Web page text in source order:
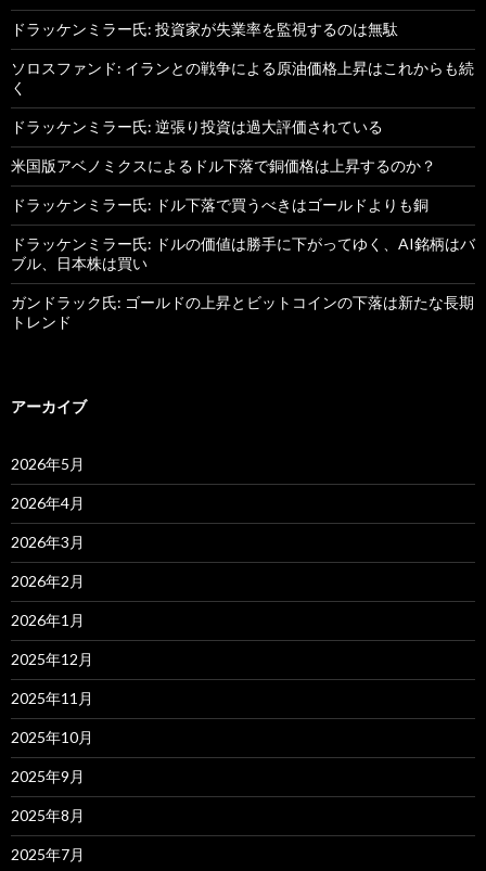
ドラッケンミラー氏: 投資家が失業率を監視するのは無駄
ソロスファンド: イランとの戦争による原油価格上昇はこれからも続
く
ドラッケンミラー氏: 逆張り投資は過大評価されている
米国版アベノミクスによるドル下落で銅価格は上昇するのか？
ドラッケンミラー氏: ドル下落で買うべきはゴールドよりも銅
ドラッケンミラー氏: ドルの価値は勝手に下がってゆく、AI銘柄はバ
ブル、日本株は買い
ガンドラック氏: ゴールドの上昇とビットコインの下落は新たな長期
トレンド
アーカイブ
2026年5月
2026年4月
2026年3月
2026年2月
2026年1月
2025年12月
2025年11月
2025年10月
2025年9月
2025年8月
2025年7月